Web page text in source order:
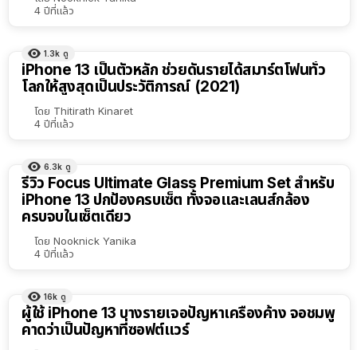
4 ปีที่แล้ว
1.3k ดู
iPhone 13 เป็นตัวหลัก ช่วยดันรายได้สมาร์ตโฟนทั่ว
โลกให้สูงสุดเป็นประวัติการณ์ (2021)
โดย Thitirath Kinaret
4 ปีที่แล้ว
6.3k ดู
รีวิว Focus Ultimate Glass Premium Set สำหรับ
iPhone 13 ปกป้องครบเซ็ต ทั้งจอและเลนส์กล้อง
ครบจบในเซ็ตเดียว
โดย Nooknick Yanika
4 ปีที่แล้ว
16k ดู
ผู้ใช้ iPhone 13 บางรายเจอปัญหาเครื่องค้าง จอชมพู
คาดว่าเป็นปัญหาที่ซอฟต์แวร์